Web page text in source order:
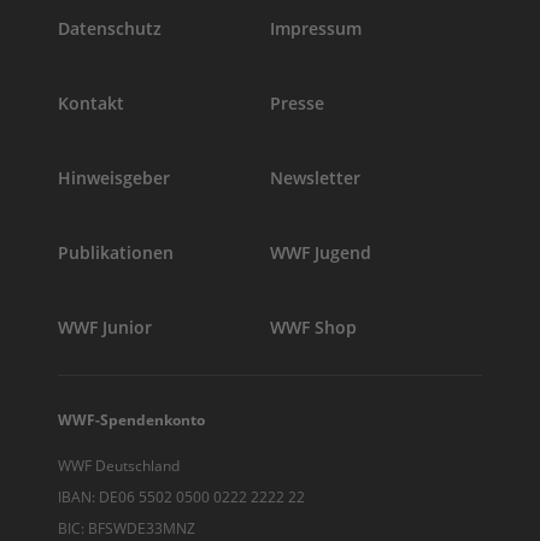
Datenschutz Impressum
Kontakt Presse
Hinweisgeber Newsletter
Publikationen WWF Jugend
WWF Junior WWF Shop
WWF-Spendenkonto
WWF Deutschland
IBAN: DE06 5502 0500 0222 2222 22
BIC: BFSWDE33MNZ